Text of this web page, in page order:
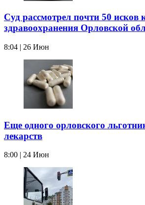
Суд рассмотрел почти 50 исков
здравоохранения Орловской
8:04 | 26 Июн
Еще одного орловского
лекарств
8:00 | 24 Июн